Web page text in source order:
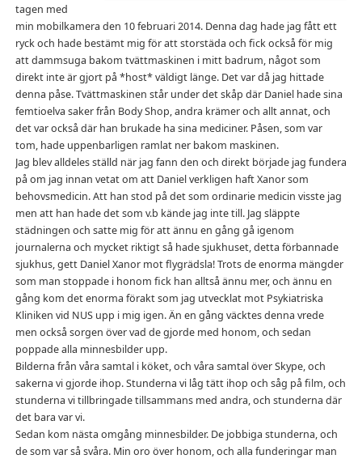
tagen med
min mobilkamera den 10 februari 2014. Denna dag hade jag fått ett
ryck och hade bestämt mig för att storstäda och fick också för mig
att dammsuga bakom tvättmaskinen i mitt badrum, något som
direkt inte är gjort på *host* väldigt länge. Det var då jag hittade
denna påse. Tvättmaskinen står under det skåp där Daniel hade sina
femtioelva saker från Body Shop, andra krämer och allt annat, och
det var också där han brukade ha sina mediciner. Påsen, som var
tom, hade uppenbarligen ramlat ner bakom maskinen.
Jag blev alldeles ställd när jag fann den och direkt började jag fundera
på om jag innan vetat om att Daniel verkligen haft Xanor som
behovsmedicin. Att han stod på det som ordinarie medicin visste jag
men att han hade det som v.b kände jag inte till. Jag släppte
städningen och satte mig för att ännu en gång gå igenom
journalerna och mycket riktigt så hade sjukhuset, detta förbannade
sjukhus, gett Daniel Xanor mot flygrädsla! Trots de enorma mängder
som man stoppade i honom fick han alltså ännu mer, och ännu en
gång kom det enorma förakt som jag utvecklat mot Psykiatriska
Kliniken vid NUS upp i mig igen. Än en gång väcktes denna vrede
men också sorgen över vad de gjorde med honom, och sedan
poppade alla minnesbilder upp.
Bilderna från våra samtal i köket, och våra samtal över Skype, och
sakerna vi gjorde ihop. Stunderna vi låg tätt ihop och såg på film, och
stunderna vi tillbringade tillsammans med andra, och stunderna där
det bara var vi.
Sedan kom nästa omgång minnesbilder. De jobbiga stunderna, och
de som var så svåra. Min oro över honom, och alla funderingar man